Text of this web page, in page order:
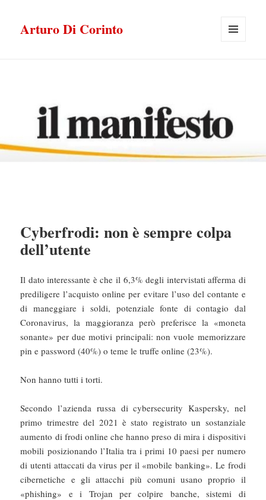
Arturo Di Corinto
Cyberfrodi: non è sempre colpa
dell’utente
Il dato interessante è che il 6,3% degli intervistati afferma di
prediligere l’acquisto online per evitare l’uso del contante e
di maneggiare i soldi, potenziale fonte di contagio dal
Coronavirus, la maggioranza però preferisce la «moneta
sonante» per due motivi principali: non vuole memorizzare
pin e password (40%) o teme le truffe online (23%).
Non hanno tutti i torti.
Secondo l’azienda russa di cybersecurity Kaspersky, nel
primo trimestre del 2021 è stato registrato un sostanziale
aumento di frodi online che hanno preso di mira i dispositivi
mobili posizionando l’Italia tra i primi 10 paesi per numero
di utenti attaccati da virus per il «mobile banking». Le frodi
cibernetiche e gli attacchi più comuni usano proprio il
«phishing» e i Trojan per colpire banche, sistemi di